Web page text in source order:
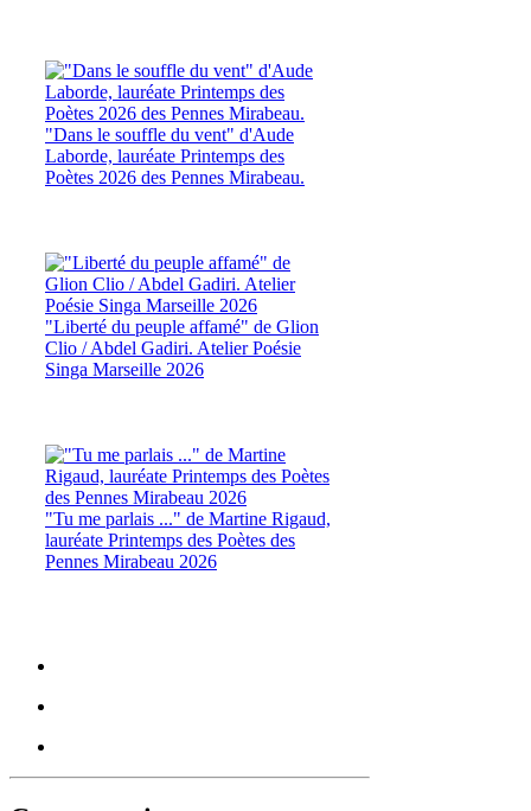
"Dans le souffle du vent" d'Aude
Laborde, lauréate Printemps des
Poètes 2026 des Pennes Mirabeau.
"Liberté du peuple affamé" de Glion
Clio / Abdel Gadiri. Atelier Poésie
Singa Marseille 2026
"Tu me parlais ..." de Martine Rigaud,
lauréate Printemps des Poètes des
Pennes Mirabeau 2026